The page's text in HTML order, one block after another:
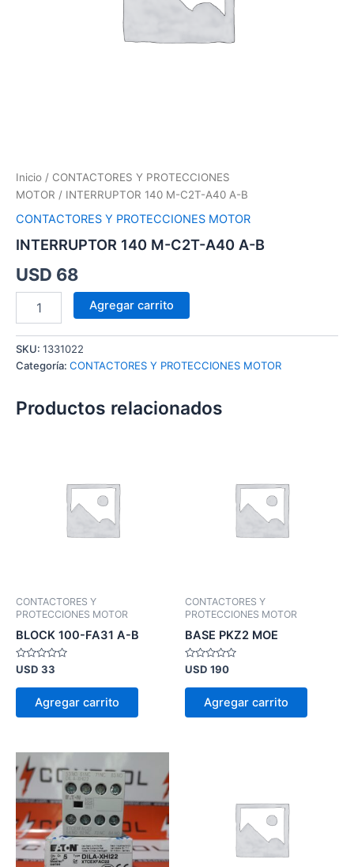
Inicio / CONTACTORES Y PROTECCIONES
MOTOR / INTERRUPTOR 140 M-C2T-A40 A-B
CONTACTORES Y PROTECCIONES MOTOR
INTERRUPTOR 140 M-C2T-A40 A-B
USD 68
Agregar carrito
SKU: 1331022
Categoría: CONTACTORES Y PROTECCIONES MOTOR
Productos relacionados
CONTACTORES Y
PROTECCIONES MOTOR
BLOCK 100-FA31 A-B
Valorado
0
USD 33
Agregar carrito
CONTACTORES Y
PROTECCIONES MOTOR
BASE PKZ2 MOE
Valorado
0
USD 190
Agregar carrito